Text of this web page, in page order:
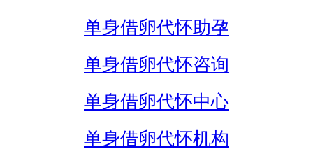
单身借卵代怀助孕
单身借卵代怀咨询
单身借卵代怀中心
单身借卵代怀机构